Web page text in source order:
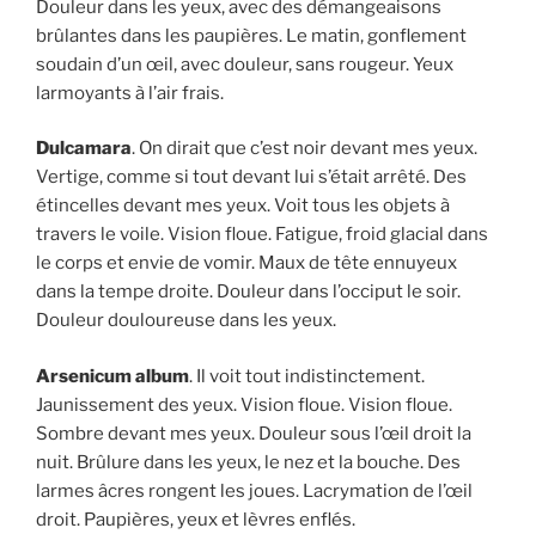
Douleur dans les yeux, avec des démangeaisons
brûlantes dans les paupières. Le matin, gonflement
soudain d’un œil, avec douleur, sans rougeur. Yeux
larmoyants à l’air frais.
Dulcamara. On dirait que c’est noir devant mes yeux.
Vertige, comme si tout devant lui s’était arrêté. Des
étincelles devant mes yeux. Voit tous les objets à
travers le voile. Vision floue. Fatigue, froid glacial dans
le corps et envie de vomir. Maux de tête ennuyeux
dans la tempe droite. Douleur dans l’occiput le soir.
Douleur douloureuse dans les yeux.
Arsenicum album. Il voit tout indistinctement.
Jaunissement des yeux. Vision floue. Vision floue.
Sombre devant mes yeux. Douleur sous l’œil droit la
nuit. Brûlure dans les yeux, le nez et la bouche. Des
larmes âcres rongent les joues. Lacrymation de l’œil
droit. Paupières, yeux et lèvres enflés.